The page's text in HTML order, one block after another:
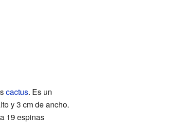
cactus. Es un
y 3 cm de ancho.
19 espinas